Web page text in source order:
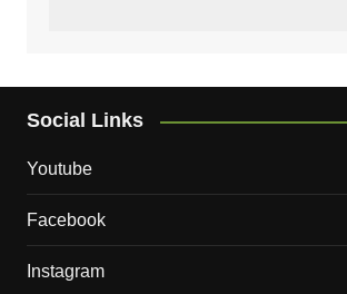
Social Links
Youtube
Facebook
Instagram